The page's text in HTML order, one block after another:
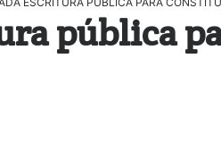
pública